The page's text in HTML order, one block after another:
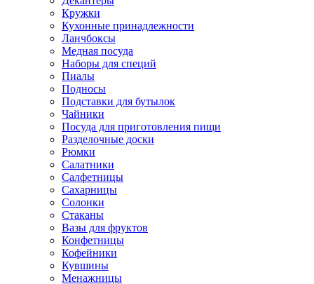
Кружки
Кухонные принадлежности
Ланчбоксы
Медная посуда
Наборы для специй
Пиалы
Подносы
Подставки для бутылок
Чайники
Посуда для приготовления пищи
Разделочные доски
Рюмки
Салатники
Салфетницы
Сахарницы
Солонки
Стаканы
Вазы для фруктов
Конфетницы
Кофейники
Кувшины
Менажницы